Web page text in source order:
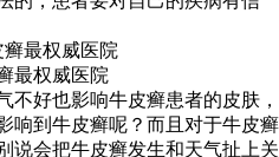
最权威医院
不好也影响牛皮癣患者的皮肤，
响到牛皮癣呢？而且对于牛皮癣
说会把牛皮癣发生和天气扯上关